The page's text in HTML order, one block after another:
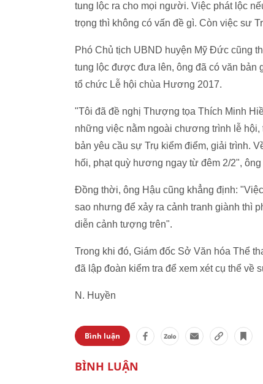
tung lộc ra cho mọi người. Việc phát lộc
trọng thì không có vấn đề gì. Còn việc sư
Phó Chủ tịch UBND huyện Mỹ Đức cũng
tung lộc được đưa lên, ông đã có văn
tổ chức Lễ hội chùa Hương 2017.
"Tôi đã đề nghị Thượng tọa Thích Minh
những việc nằm ngoài chương trình lễ
bản yêu cầu sự Trụ kiểm điểm, giải trình.
hối, phạt quỳ hương ngay từ đêm 2/2", ông
Đồng thời, ông Hậu cũng khẳng định:
sao nhưng để xảy ra cảnh tranh giành thì
diễn cảnh tượng trên".
Trong khi đó, Giám đốc Sở Văn hóa Thể
đã lập đoàn kiểm tra để xem xét cụ thể về
N. Huyền
Bình luận